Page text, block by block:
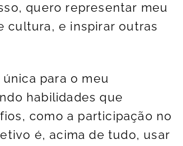
quero representar meu
cultura, e inspirar outras
para o meu
habilidades que
como a participação no
é, acima de tudo, usar